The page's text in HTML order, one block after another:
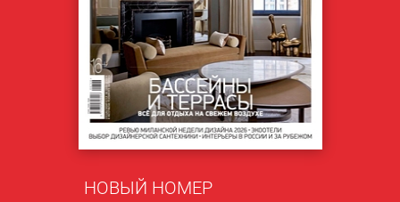
НОВЫЙ НОМЕР